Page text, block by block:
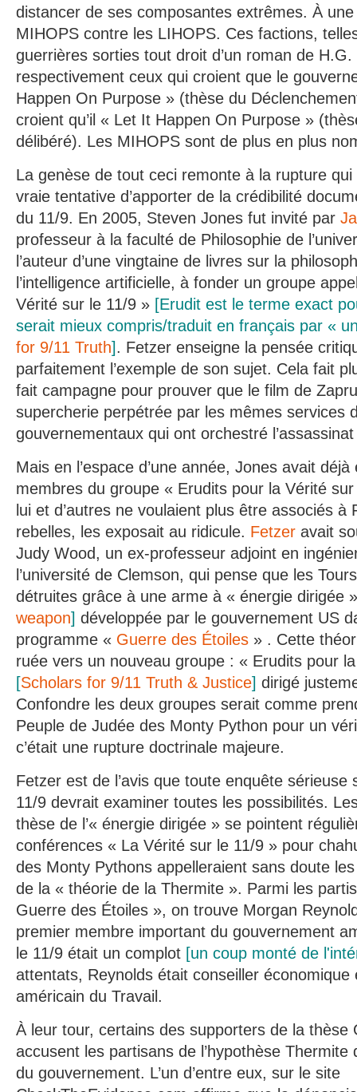
distancer de ses composantes extrêmes. À une
MIHOPS contre les LIHOPS. Ces factions,
guerrières sorties tout droit d’un roman de
respectivement ceux qui croient que le
Happen On Purpose » (thèse du
croient qu’il « Let It Happen On Purpose »
délibéré). Les MIHOPS sont de plus en plus
La genèse de tout ceci remonte à la rupture
vraie tentative d’apporter de la crédibilité
du 11/9. En 2005, Steven Jones fut invité par
professeur à la faculté de Philosophie de
l’auteur d’une vingtaine de livres sur la
l’intelligence artificielle, à fonder un groupe
Vérité sur le 11/9 » [Erudit est le terme exact
serait mieux compris/traduit en français par «
for 9/11 Truth]. Fetzer enseigne la pensée
parfaitement l’exemple de son sujet. Cela fait
fait campagne pour prouver que le film de
supercherie perpétrée par les mêmes services
gouvernementaux qui ont orchestré
Mais en l’espace d’une année, Jones avait
membres du groupe « Erudits pour la Vérité
lui et d’autres ne voulaient plus être associés à
rebelles, les exposait au ridicule. Fetzer avait
Judy Wood, un ex-professeur adjoint en
l’université de Clemson, qui pense que les
détruites grâce à une arme à « énergie dirigée
weapon] développée par le gouvernement US
programme « Guerre des Étoiles » . Cette
ruée vers un nouveau groupe : « Erudits pour
[Scholars for 9/11 Truth & Justice] dirigé
Confondre les deux groupes serait comme
Peuple de Judée des Monty Python pour un
c’était une rupture doctrinale majeure.
Fetzer est de l’avis que toute enquête sérieuse
11/9 devrait examiner toutes les possibilités.
thèse de l’« énergie dirigée » se pointent
conférences « La Vérité sur le 11/9 » pour
des Monty Pythons appelleraient sans doute
de la « théorie de la Thermite ». Parmi les
Guerre des Étoiles », on trouve Morgan
premier membre important du gouvernement
le 11/9 était un complot [un coup monté de
attentats, Reynolds était conseiller
américain du Travail.
À leur tour, certains des supporters de la thèse
accusent les partisans de l’hypothèse Thermite
du gouvernement. L’un d’entre eux, sur le site